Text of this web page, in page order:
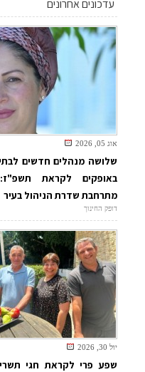
עדכונים אחרונים
אוג 05, 2026
שלושה מנהלים חדשים
באופקים לקראת
מתרחבת שדרת הניהול בעיר
דופק החינוך
יול 30, 2026
שפע פרי לקראת חגי